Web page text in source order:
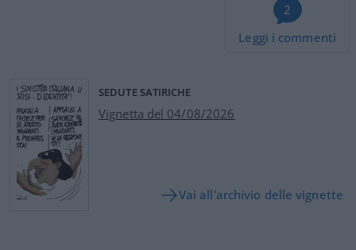
2
Leggi i commenti
SEDUTE SATIRICHE
Vignetta del 04/08/2026
Vai all'archivio delle vignette